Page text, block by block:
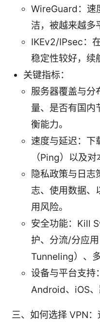
WireGuard：速
洁，被越来越多
IKEv2/IPsec：
稳定性较好，续
关键指标：
服务器覆盖与分
量、是否有国内
衡能力。
速度与延迟：下
（Ping）以及对
隐私政策与日志
志、使用数据、
用风险。
安全功能：Kill
护、分流/分应
Tunneling）、
设备与平台支持
Android、iOS、
三、如何选择 VPN